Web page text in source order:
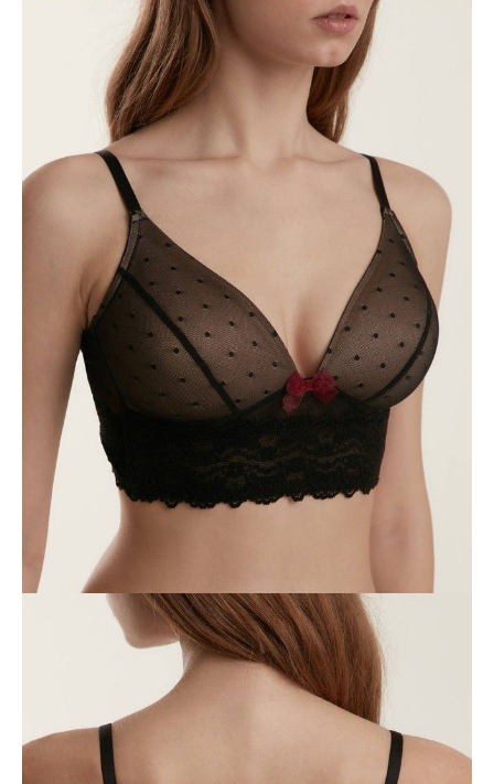
Tabela rozmiarów
70A
70B
+
DODAJ DO KOSZYKA
Jak złożyć zamówienie
POWIADOM MNIE O DOSTĘPNOŚCI
ПОЛУЧИТЬ ПО EMAIL
Dostawa
darmowa od 99 zł
czas dostawy: 1-2 dni robocze
Paczkomaty InPost 24/7,darmowa od 50 zł
czas dostawy: 1-2 dni robocze
w sklepie Conte (Łodz)
pn.- czw. 8:00 - 16:00, pt. 8:00 - 14:00
Opinie
Pytania